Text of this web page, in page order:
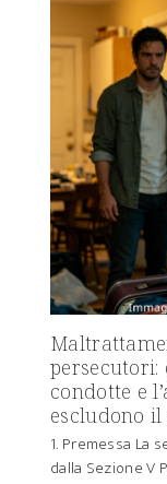
condotte e
escludono
1. Premessa La
dalla Sezione V